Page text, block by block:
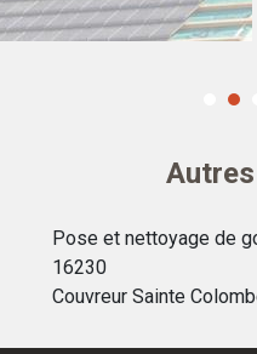
Pose et nettoyage de
16230
Couvreur Sainte